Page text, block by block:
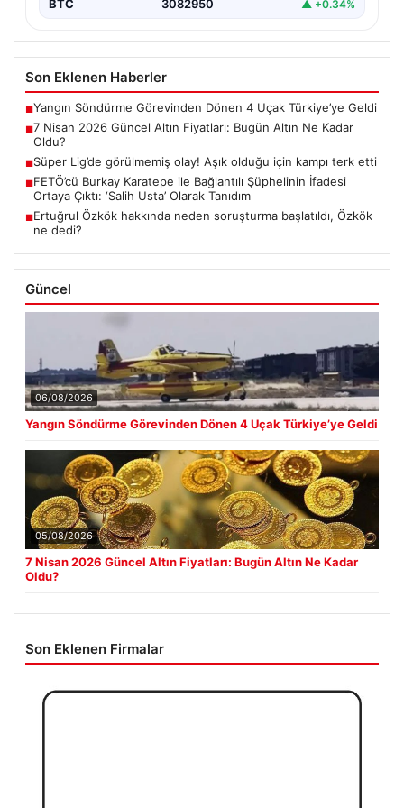
BTC 3082950 ▲ +0.34%
Son Eklenen Haberler
■Yangın Söndürme Görevinden Dönen 4 Uçak Türkiye’ye Geldi
■7 Nisan 2026 Güncel Altın Fiyatları: Bugün Altın Ne Kadar
Oldu?
■Süper Lig’de görülmemiş olay! Aşık olduğu için kampı terk etti
■FETÖ’cü Burkay Karatepe ile Bağlantılı Şüphelinin İfadesi
Ortaya Çıktı: ‘Salih Usta’ Olarak Tanıdım
■Ertuğrul Özkök hakkında neden soruşturma başlatıldı, Özkök
ne dedi?
Güncel
06/08/2026
Yangın Söndürme Görevinden Dönen 4 Uçak Türkiye’ye Geldi
05/08/2026
7 Nisan 2026 Güncel Altın Fiyatları: Bugün Altın Ne Kadar
Oldu?
Son Eklenen Firmalar